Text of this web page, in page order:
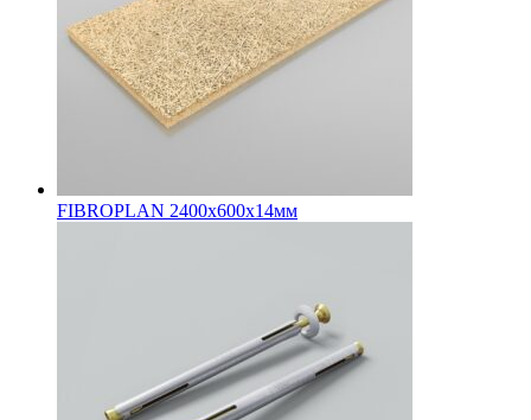
FIBROPLAN 2400х600х14мм